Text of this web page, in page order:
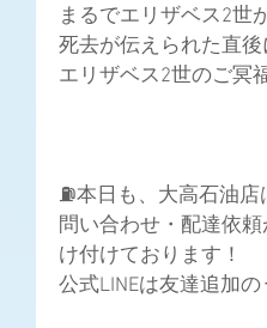
まるでエリザベス2世
死去が伝えられた直
エリザベス2世のご冥
⛽️本日も、大高石油
問い合わせ・配達依
け付けております！
公式LINEは友達追加